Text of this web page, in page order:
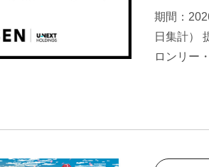
期間：
日集計）
ロンリー